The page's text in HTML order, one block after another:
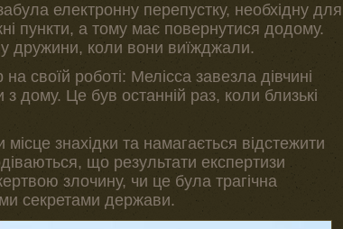
електронну перепустку, необхідну для
пункти, а тому має повернутися додому.
дружини, коли вони виїжджали.
своїй роботі: Мелісса завезла дівчині
дому. Це був останній раз, коли близькі
знахідки та намагається відстежити
що результати експертизи
злочину, чи це була трагічна
секретами держави.